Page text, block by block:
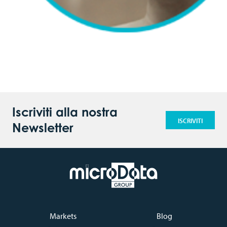
Iscriviti alla nostra
Newsletter
ISCRIVITI
Markets
Blog